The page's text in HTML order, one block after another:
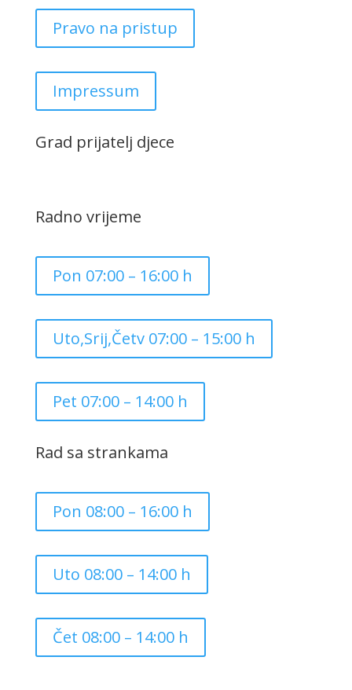
Pravo na pristup
Impressum
Grad prijatelj djece
Radno vrijeme
Pon 07:00 – 16:00 h
Uto,Srij,Četv 07:00 – 15:00 h
Pet 07:00 – 14:00 h
Rad sa strankama
Pon 08:00 – 16:00 h
Uto 08:00 – 14:00 h
Čet 08:00 – 14:00 h